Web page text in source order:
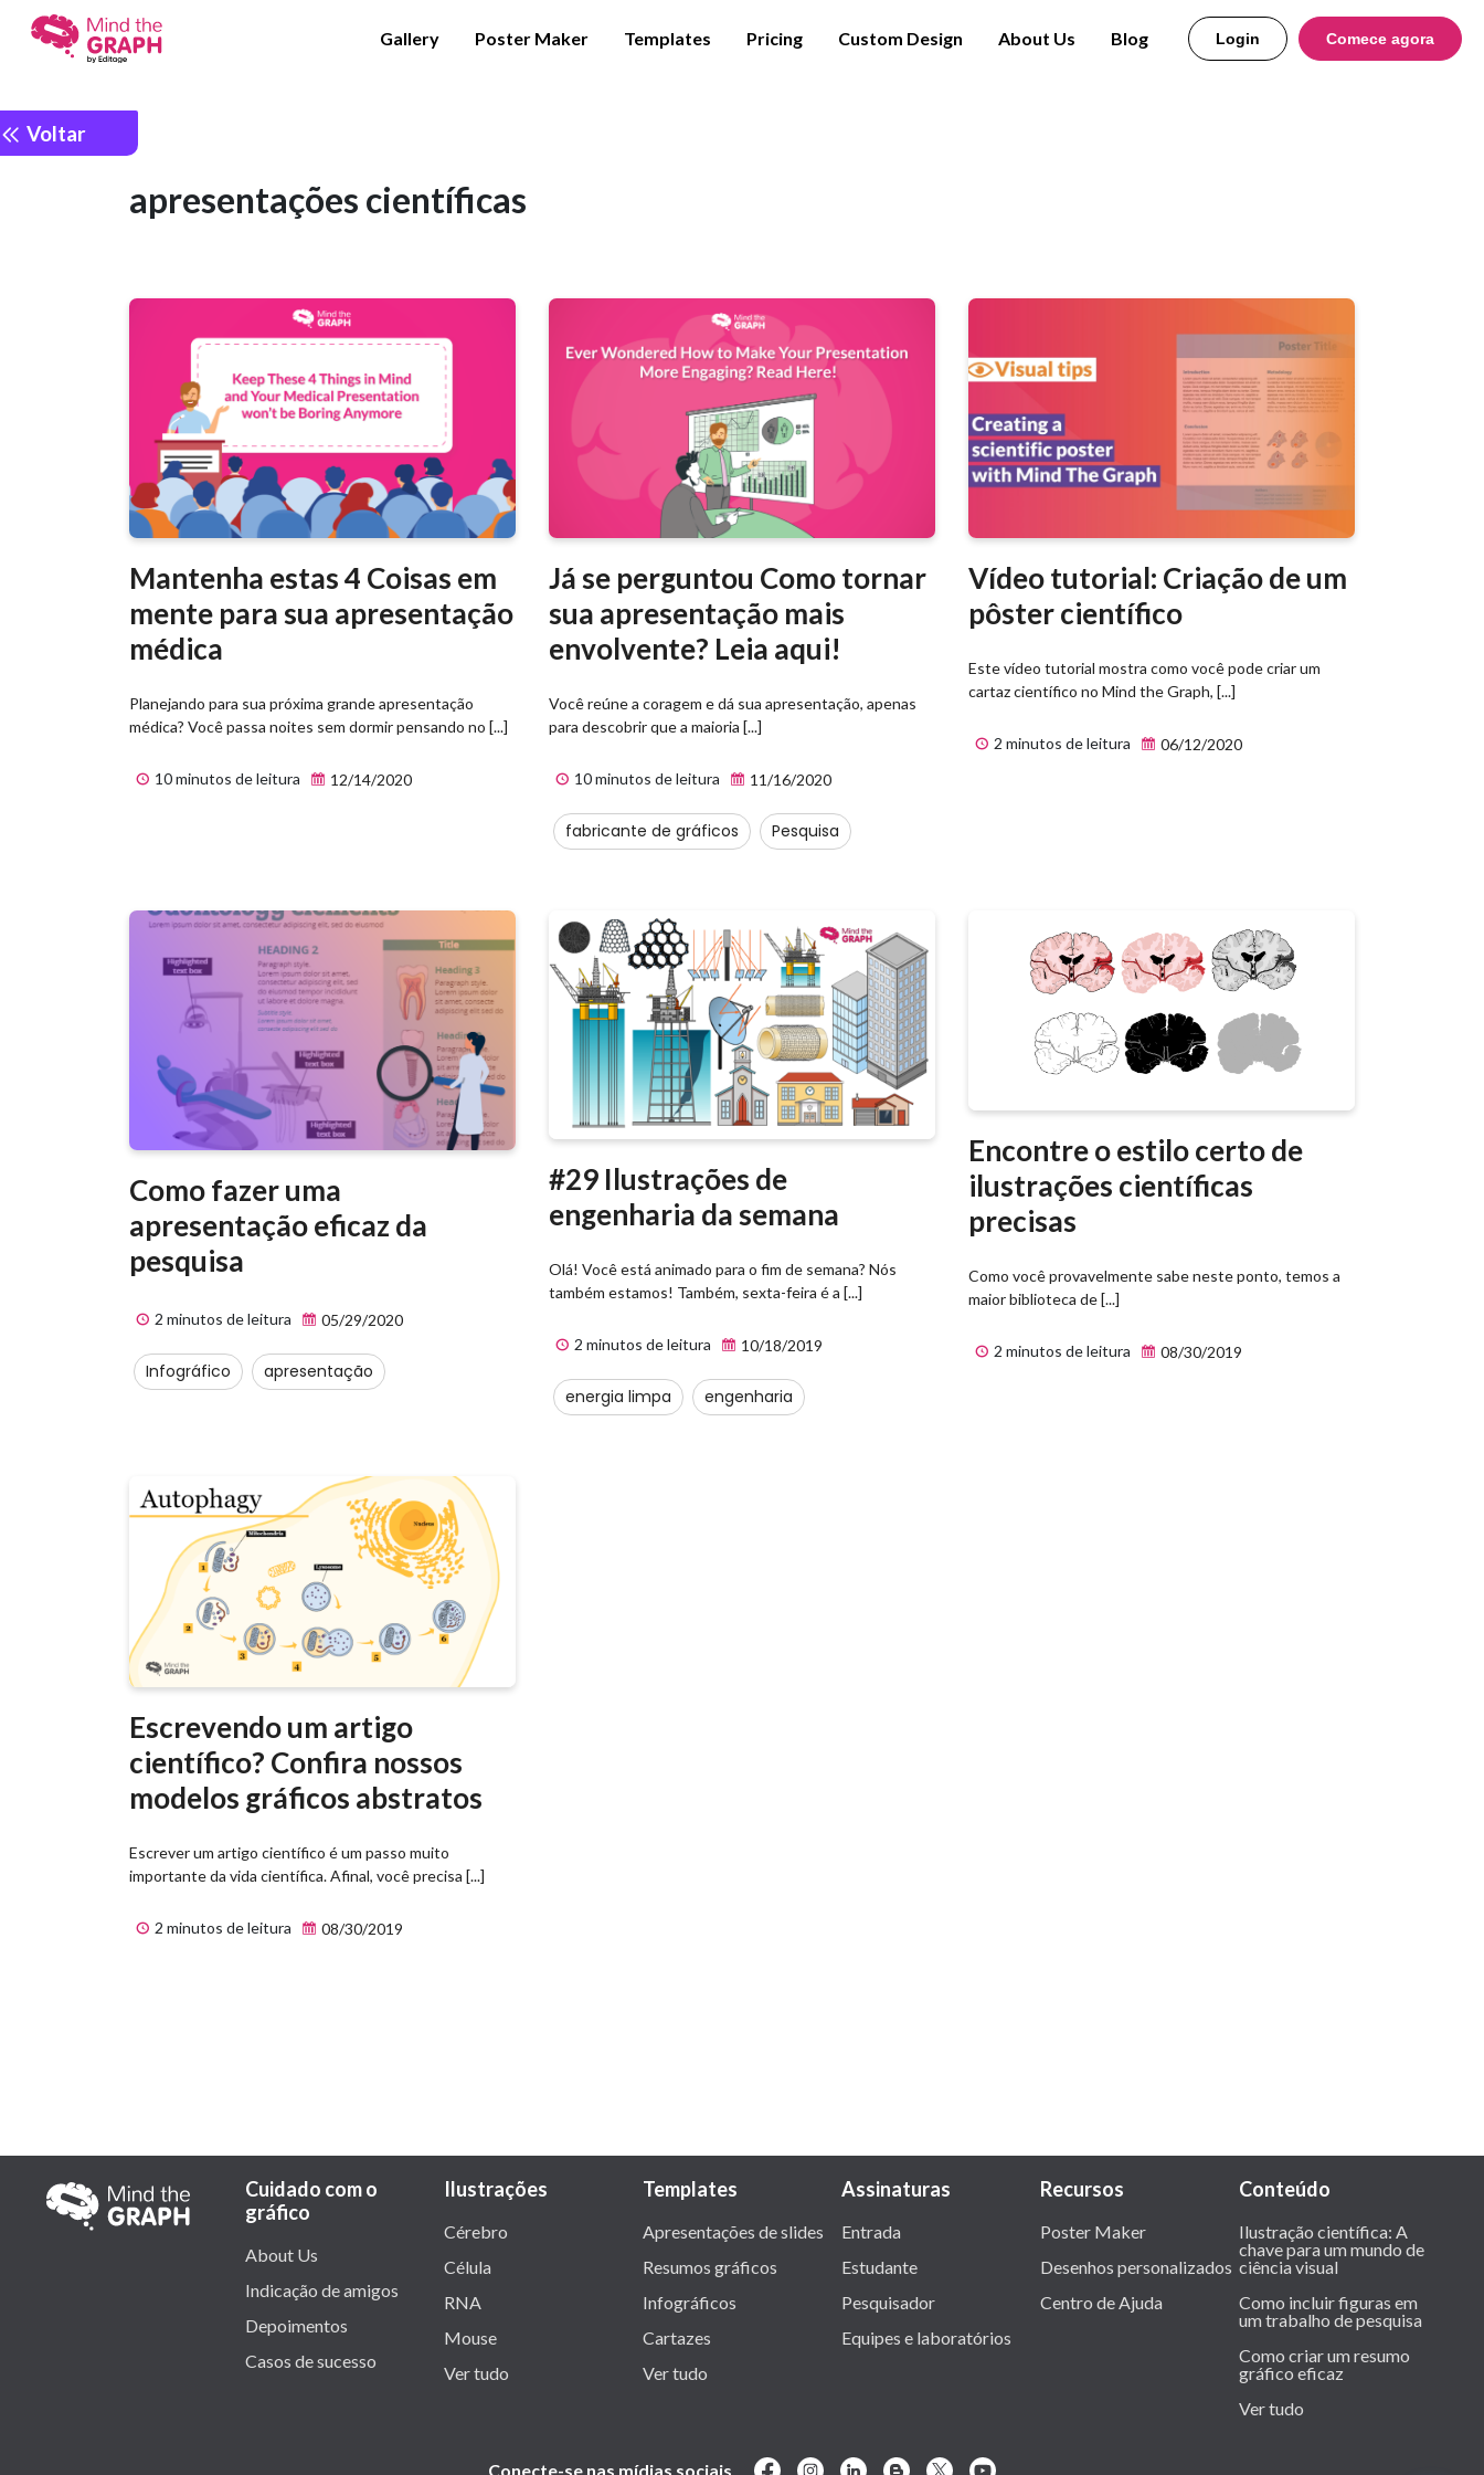
Gallery Poster Maker Templates Pricing Custom Design About Us Blog Login Comece agora
Voltar
apresentações científicas
Mantenha estas 4 Coisas em
mente para sua apresentação
médica
Planejando para sua próxima grande apresentação
médica? Você passa noites sem dormir pensando no [...]
10 minutos de leitura 12/14/2020
Já se perguntou Como tornar
sua apresentação mais
envolvente? Leia aqui!
Você reúne a coragem e dá sua apresentação, apenas
para descobrir que a maioria [...]
10 minutos de leitura 11/16/2020
fabricante de gráficos Pesquisa
Vídeo tutorial: Criação de um
pôster científico
Este vídeo tutorial mostra como você pode criar um
cartaz científico no Mind the Graph, [...]
2 minutos de leitura 06/12/2020
Como fazer uma
apresentação eficaz da
pesquisa
2 minutos de leitura 05/29/2020
Infográfico apresentação
#29 Ilustrações de
engenharia da semana
Olá! Você está animado para o fim de semana? Nós
também estamos! Também, sexta-feira é a [...]
2 minutos de leitura 10/18/2019
energia limpa engenharia
Encontre o estilo certo de
ilustrações científicas
precisas
Como você provavelmente sabe neste ponto, temos a
maior biblioteca de [...]
2 minutos de leitura 08/30/2019
Escrevendo um artigo
científico? Confira nossos
modelos gráficos abstratos
Escrever um artigo científico é um passo muito
importante da vida científica. Afinal, você precisa [...]
2 minutos de leitura 08/30/2019
Cuidado com o
gráfico
About Us
Indicação de amigos
Depoimentos
Casos de sucesso
Ilustrações
Cérebro
Célula
RNA
Mouse
Ver tudo
Templates
Apresentações de slides
Resumos gráficos
Infográficos
Cartazes
Ver tudo
Assinaturas
Entrada
Estudante
Pesquisador
Equipes e laboratórios
Recursos
Poster Maker
Desenhos personalizados
Centro de Ajuda
Conteúdo
Ilustração científica: A
chave para um mundo de
ciência visual
Como incluir figuras em
um trabalho de pesquisa
Como criar um resumo
gráfico eficaz
Ver tudo
Conecte-se nas mídias sociais